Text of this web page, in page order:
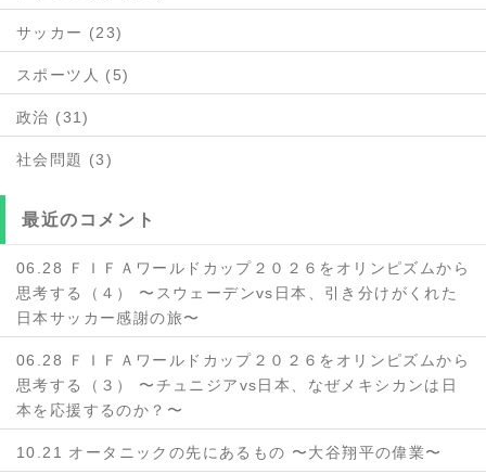
サッカー (23)
スポーツ人 (5)
政治 (31)
社会問題 (3)
最近のコメント
06.28 ＦＩＦＡワールドカップ２０２６をオリンピズムから
思考する（４） 〜スウェーデンvs日本、引き分けがくれた
日本サッカー感謝の旅〜
06.28 ＦＩＦＡワールドカップ２０２６をオリンピズムから
思考する（３） 〜チュニジアvs日本、なぜメキシカンは日
本を応援するのか？〜
10.21 オータニックの先にあるもの 〜大谷翔平の偉業〜